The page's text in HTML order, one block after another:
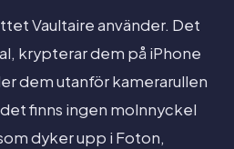
Vaultaire använder. Det
krypterar dem på iPhone
dem utanför kamerarullen
finns ingen molnnyckel
dyker upp i Foton,